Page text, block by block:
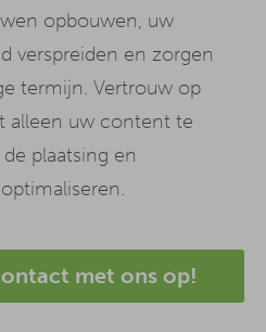
opbouwen, uw
verspreiden en zorgen
termijn. Vertrouw op
alleen uw content te
plaatsing en
met ons op!